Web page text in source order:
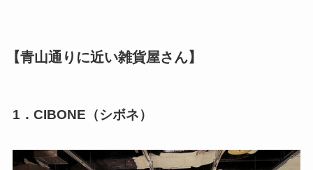
【青山通りに近い雑貨屋さん】
1．CIBONE（シボネ）